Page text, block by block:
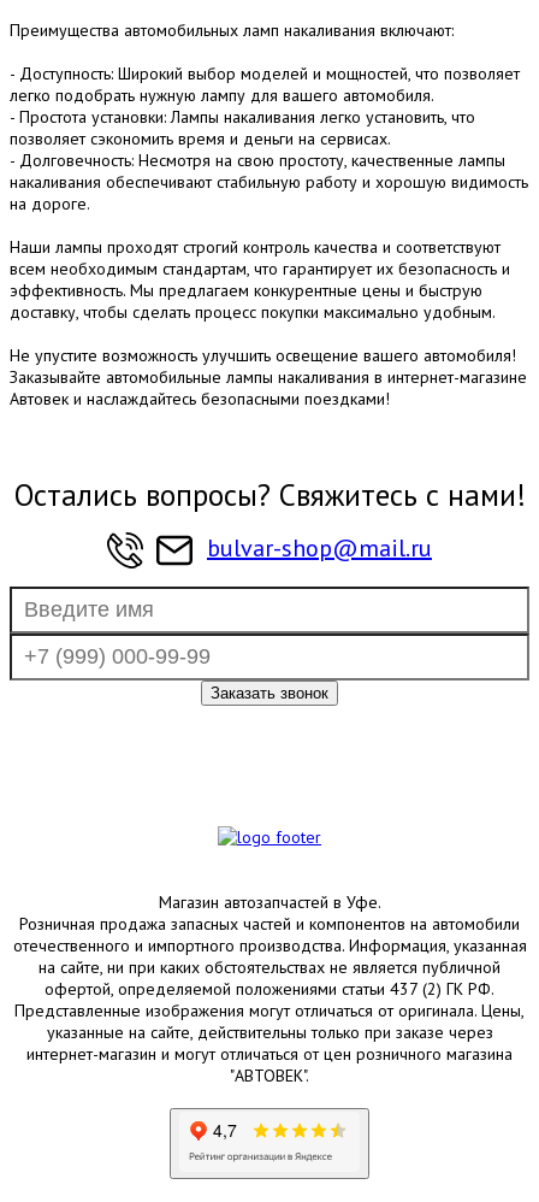
Преимущества автомобильных ламп накаливания включают:
- Доступность: Широкий выбор моделей и мощностей, что позволяет
легко подобрать нужную лампу для вашего автомобиля.
- Простота установки: Лампы накаливания легко установить, что
позволяет сэкономить время и деньги на сервисах.
- Долговечность: Несмотря на свою простоту, качественные лампы
накаливания обеспечивают стабильную работу и хорошую видимость
на дороге.
Наши лампы проходят строгий контроль качества и соответствуют
всем необходимым стандартам, что гарантирует их безопасность и
эффективность. Мы предлагаем конкурентные цены и быструю
доставку, чтобы сделать процесс покупки максимально удобным.
Не упустите возможность улучшить освещение вашего автомобиля!
Заказывайте автомобильные лампы накаливания в интернет-магазине
Автовек и наслаждайтесь безопасными поездками!
Остались вопросы? Свяжитесь с нами!
bulvar-shop@mail.ru
Магазин автозапчастей в Уфе.
Розничная продажа запасных частей и компонентов на автомобили
отечественного и импортного производства. Информация, указанная
на сайте, ни при каких обстоятельствах не является публичной
офертой, определяемой положениями статьи 437 (2) ГК РФ.
Представленные изображения могут отличаться от оригинала. Цены,
указанные на сайте, действительны только при заказе через
интернет-магазин и могут отличаться от цен розничного магазина
"АВТОВЕК".